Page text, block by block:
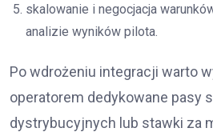
skalowanie i negocjacja
analizie wyników pilota.
Po wdrożeniu integracji warto
operatorem dedykowane pasy
dystrybucyjnych lub stawki za